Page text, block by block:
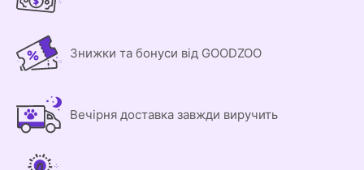
Знижки та бонуси від GOODZOO
Вечірня доставка завжди виручить